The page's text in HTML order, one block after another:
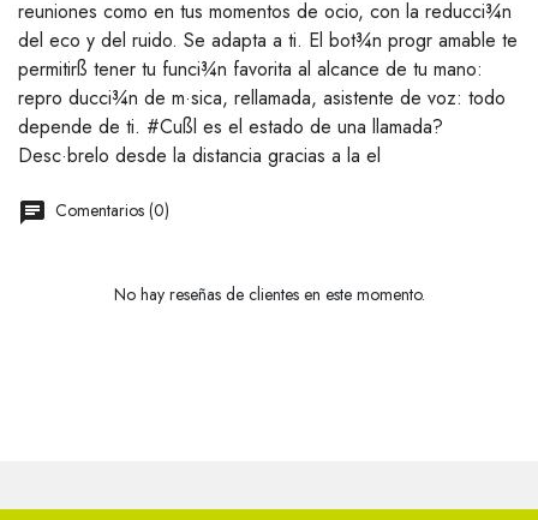
reuniones como en tus momentos de ocio, con la reducci¾n
del eco y del ruido. Se adapta a ti. El bot¾n progr amable te
permitirß tener tu funci¾n favorita al alcance de tu mano:
repro ducci¾n de m·sica, rellamada, asistente de voz: todo
depende de ti. #Cußl es el estado de una llamada?
Desc·brelo desde la distancia gracias a la el
Comentarios (0)
No hay reseñas de clientes en este momento.